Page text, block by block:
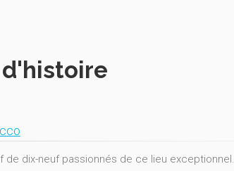
dix-neuf passionnés de ce lieu exceptionnel.